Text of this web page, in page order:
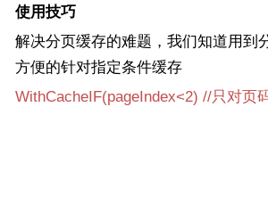
使用技巧
解决分页缓存的难题，我们知道用到
方便的针对指定条件缓存
WithCacheIF(pageIndex<2) //只对页